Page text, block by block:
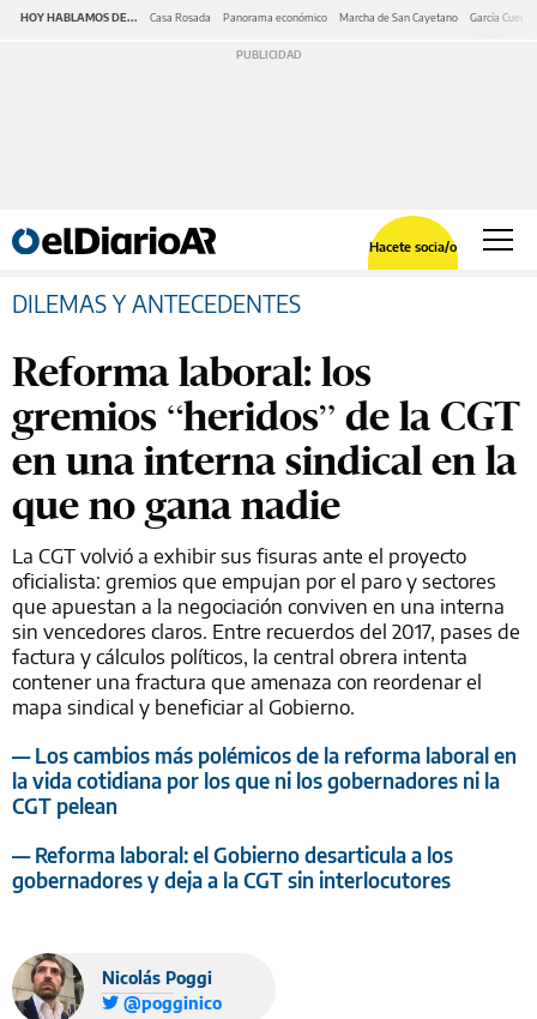
HOY HABLAMOS DE... Casa Rosada Panorama económico Marcha de San Cayetano García Cuerva
Hacete socia/o
DILEMAS Y ANTECEDENTES
Reforma laboral: los
gremios “heridos” de la CGT
en una interna sindical en la
que no gana nadie
La CGT volvió a exhibir sus fisuras ante el proyecto
oficialista: gremios que empujan por el paro y sectores
que apuestan a la negociación conviven en una interna
sin vencedores claros. Entre recuerdos del 2017, pases de
factura y cálculos políticos, la central obrera intenta
contener una fractura que amenaza con reordenar el
mapa sindical y beneficiar al Gobierno.
— Los cambios más polémicos de la reforma laboral en
la vida cotidiana por los que ni los gobernadores ni la
CGT pelean
— Reforma laboral: el Gobierno desarticula a los
gobernadores y deja a la CGT sin interlocutores
Nicolás Poggi
@pogginico